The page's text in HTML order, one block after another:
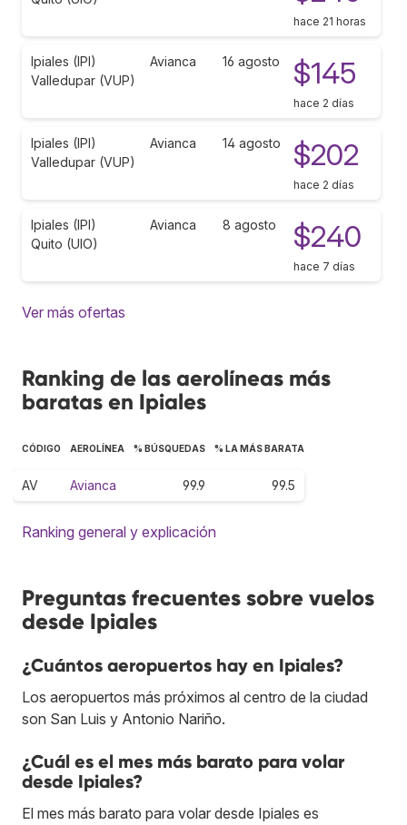
hace 21 horas
Ipiales (IPI)
Valledupar (VUP)
Avianca 16 agosto $145
hace 2 días
Ipiales (IPI)
Valledupar (VUP)
Avianca 14 agosto $202
hace 2 días
Ipiales (IPI)
Quito (UIO)
Avianca 8 agosto $240
hace 7 días
Ver más ofertas
Ranking de las aerolíneas más
baratas en Ipiales
CÓDIGO AEROLÍNEA % BÚSQUEDAS % LA MÁS BARATA
AV Avianca 99.9 99.5
Ranking general y explicación
Preguntas frecuentes sobre vuelos
desde Ipiales
¿Cuántos aeropuertos hay en Ipiales?
Los aeropuertos más próximos al centro de la ciudad
son San Luis y Antonio Nariño.
¿Cuál es el mes más barato para volar
desde Ipiales?
El mes más barato para volar desde Ipiales es